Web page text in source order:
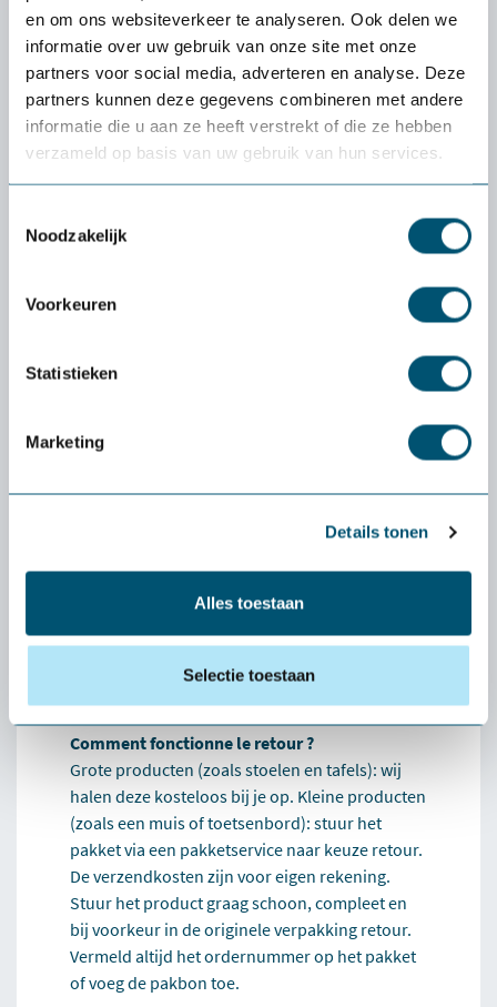
en om ons websiteverkeer te analyseren. Ook delen we
informatie over uw gebruik van onze site met onze
partners voor social media, adverteren en analyse. Deze
partners kunnen deze gegevens combineren met andere
informatie die u aan ze heeft verstrekt of die ze hebben
verzameld op basis van uw gebruik van hun services.
Noodzakelijk
Voorkeuren
Statistieken
Marketing
Details tonen
Alles toestaan
Selectie toestaan
Caractéristiques
Découvrez si un produit
vous convient vraiment :
Health2Work
Quel est le coût de la période d'essai ?
à l'avance. Seule exception : si vous souhaitez
ou un clavier), les frais de port sont à votre
Que se passe-t-il si le produit ne me convient
personnellement à trouver une alternative qui
vous convienne mieux. Si cela s'avère
Comment fonctionne le retour ?
Grote producten (zoals stoelen en tafels): wij
halen deze kosteloos bij je op. Kleine producten
(zoals een muis of toetsenbord): stuur het
pakket via een pakketservice naar keuze retour.
De verzendkosten zijn voor eigen rekening.
Stuur het product graag schoon, compleet en
bij voorkeur in de originele verpakking retour.
Vermeld altijd het ordernummer op het pakket
of voeg de pakbon toe.